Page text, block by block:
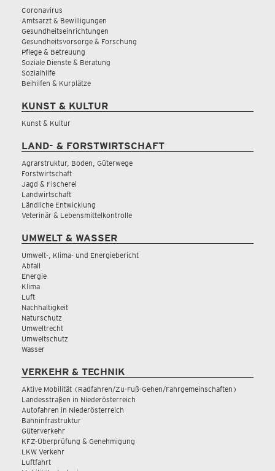
Coronavirus
Amtsarzt & Bewilligungen
Gesundheitseinrichtungen
Gesundheitsvorsorge & Forschung
Pflege & Betreuung
Soziale Dienste & Beratung
Sozialhilfe
Beihilfen & Kurplätze
KUNST & KULTUR
Kunst & Kultur
LAND- & FORSTWIRTSCHAFT
Agrarstruktur, Boden, Güterwege
Forstwirtschaft
Jagd & Fischerei
Landwirtschaft
Ländliche Entwicklung
Veterinär & Lebensmittelkontrolle
UMWELT & WASSER
Umwelt-, Klima- und Energiebericht
Abfall
Energie
Klima
Luft
Nachhaltigkeit
Naturschutz
Umweltrecht
Umweltschutz
Wasser
VERKEHR & TECHNIK
Aktive Mobilität (Radfahren/Zu-Fuß-Gehen/Fahrgemeinschaften)
Landesstraßen in Niederösterreich
Autofahren in Niederösterreich
Bahninfrastruktur
Güterverkehr
KFZ-Überprüfung & Genehmigung
LKW Verkehr
Luftfahrt